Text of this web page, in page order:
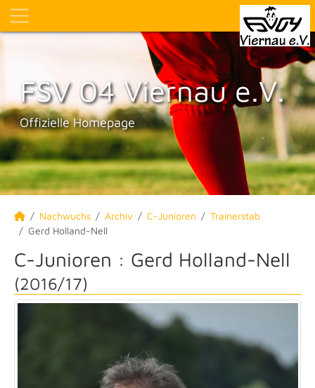
FSV 04 Viernau e.V.
Offizielle Homepage
Nachwuchs Archiv C-Junioren
Trainerstab
Gerd Holland-Nell
C-Junioren : Gerd Holland-Nell
(2016/17)